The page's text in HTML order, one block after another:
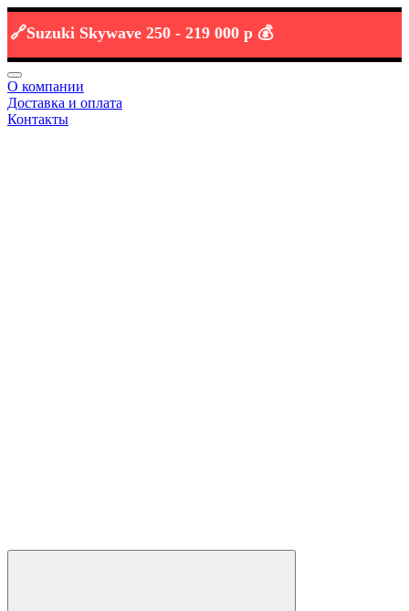
Skywave 250 -219 000 р 💰
О компании
Доставка и оплата
Контакты